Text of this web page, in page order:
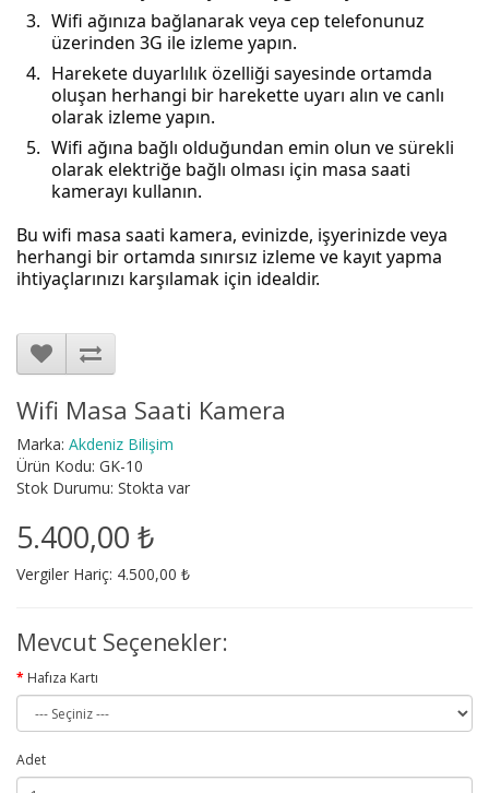
Wifi ağınıza bağlanarak veya cep telefonunuz
üzerinden 3G ile izleme yapın.
Harekete duyarlılık özelliği sayesinde ortamda
oluşan herhangi bir harekette uyarı alın ve canlı
olarak izleme yapın.
Wifi ağına bağlı olduğundan emin olun ve sürekli
olarak elektriğe bağlı olması için masa saati
kamerayı kullanın.
Bu wifi masa saati kamera, evinizde, işyerinizde veya
herhangi bir ortamda sınırsız izleme ve kayıt yapma
ihtiyaçlarınızı karşılamak için idealdir.
Wifi Masa Saati Kamera
Marka: Akdeniz Bilişim
Ürün Kodu: GK-10
Stok Durumu: Stokta var
5.400,00 ₺
Vergiler Hariç: 4.500,00 ₺
Mevcut Seçenekler:
Hafıza Kartı
Adet